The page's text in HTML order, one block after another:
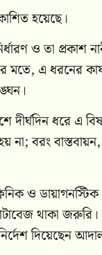
হয়েছে।
ও তা প্রকাশ
মতে, এ ধরনের
দীর্ঘদিন ধরে এ
না; বরং
ও
থাকা জরুরি।
দিয়েছেন